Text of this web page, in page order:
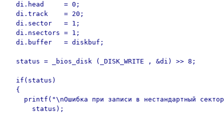
  di.head     = 0;
  di.track    = 20;
  di.sector   = 1;
  di.nsectors = 1;
  di.buffer   = diskbuf;
  status = _bios_disk (_DISK_WRITE , &di) >> 8;
  if(status)
  {
printf("\nОшибка при записи в нестандартный
      status);